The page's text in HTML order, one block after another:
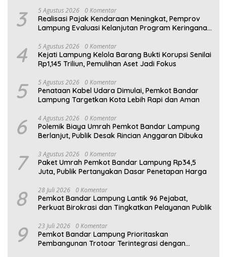
3 5 Agustus 2026 0 Komentar
Realisasi Pajak Kendaraan Meningkat, Pemprov
Lampung Evaluasi Kelanjutan Program Keringanan
4 5 Agustus 2026 0 Komentar
Kejati Lampung Kelola Barang Bukti Korupsi Senilai
Rp1,145 Triliun, Pemulihan Aset Jadi Fokus
5 5 Agustus 2026 0 Komentar
Penataan Kabel Udara Dimulai, Pemkot Bandar
Lampung Targetkan Kota Lebih Rapi dan Aman
6 4 Agustus 2026 0 Komentar
Polemik Biaya Umrah Pemkot Bandar Lampung
Berlanjut, Publik Desak Rincian Anggaran Dibuka
7 3 Agustus 2026 0 Komentar
Paket Umrah Pemkot Bandar Lampung Rp34,5
Juta, Publik Pertanyakan Dasar Penetapan Harga
8 28 Juli 2026 0 Komentar
Pemkot Bandar Lampung Lantik 96 Pejabat,
Perkuat Birokrasi dan Tingkatkan Pelayanan Publik
9 23 Juli 2026 0 Komentar
Pemkot Bandar Lampung Prioritaskan
Pembangunan Trotoar Terintegrasi dengan